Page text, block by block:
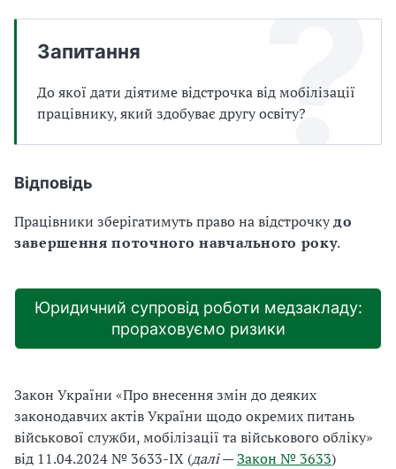
Запитання
До якої дати діятиме відстрочка від мобілізації
працівнику, який здобуває другу освіту?
Відповідь
Працівники зберігатимуть право на відстрочкудо
завершення поточного навчального року.
Юридичний супровід роботи медзакладу:
прораховуємо ризики
Закон України «Про внесення змін до деяких
законодавчих актів України щодо окремих питань
військової служби, мобілізації та військового обліку»
від 11.04.2024 № 3633-IX (далі—Закон № 3633)
Б